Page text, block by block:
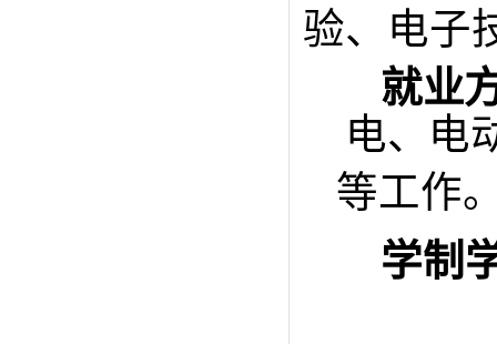
验、电子
就业
电、电
等工作
学制